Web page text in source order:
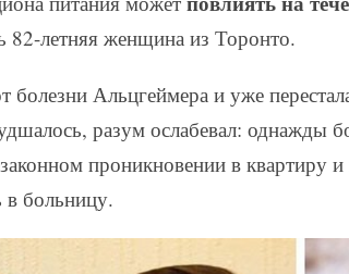
82-летняя женщина из Торонто.
болезни Альцгеймера и уже
разум ослабевал: однажды
проникновении в
в больницу.